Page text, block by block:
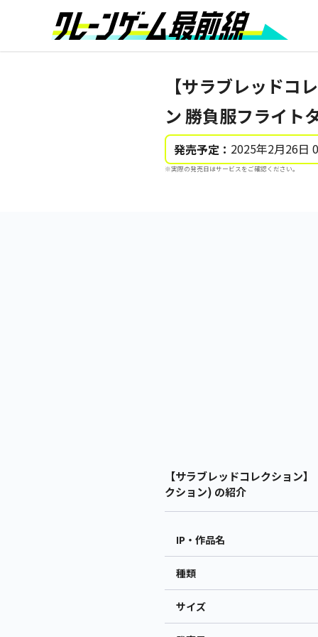
【サラブレッドコ
ン 勝負服フライト
発売予定： 2025年2月26日
※実際の発売日はサービスをご確認ください。
【サラブレッドコレクション
クション) の紹介
IP・作品名
種類
サイズ